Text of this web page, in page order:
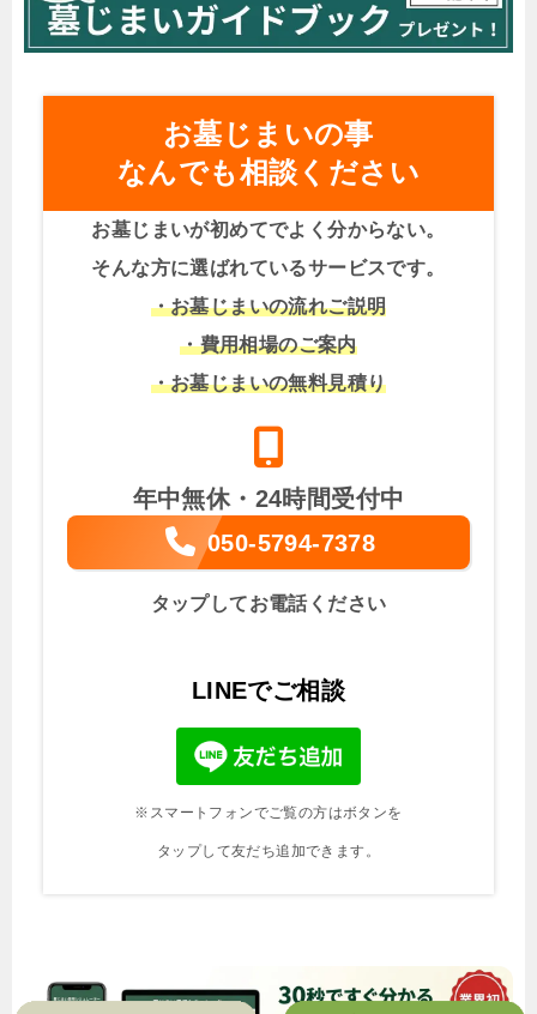
お墓じまいの事
なんでも相談ください
お墓じまいが初めてでよく分からない。
そんな方に選ばれているサービスです。
・お墓じまいの流れご説明
・費用相場のご案内
・お墓じまいの無料見積り
年中無休・24時間受付中
050-5794-7378
タップしてお電話ください
LINEでご相談
※スマートフォンでご覧の方はボタンを
タップして友だち追加できます。